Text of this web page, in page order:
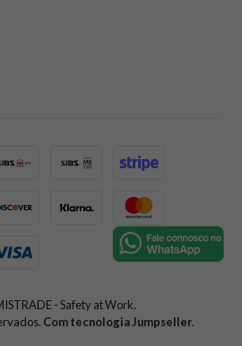
- Safety at Work.
Com tecnologia Jumpseller.